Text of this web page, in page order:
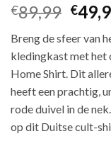
€89,99
prijs
was:
€
Breng de sfeer van
kledingkast met het
Home Shirt. Dit
heeft een prachtig,
rode duivel in de
op dit Duitse cult-